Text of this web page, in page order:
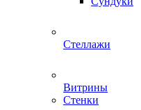
Стеллажи
Витрины
Стенки